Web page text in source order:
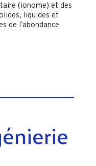
(ionome) et des
liquides et
de l’abondance